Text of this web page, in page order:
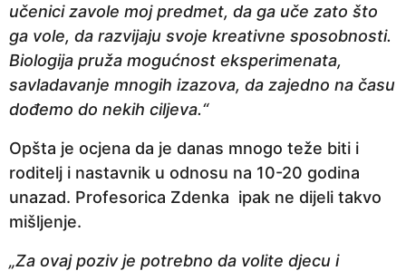
učenici zavole moj predmet, da ga uče zato što
ga vole, da razvijaju svoje kreativne sposobnosti.
Biologija pruža mogućnost eksperimenata,
savladavanje mnogih izazova, da zajedno na času
dođemo do nekih ciljeva.“
Opšta je ocjena da je danas mnogo teže biti i
roditelj i nastavnik u odnosu na 10-20 godina
unazad. Profesorica Zdenka ipak ne dijeli takvo
mišljenje.
„Za ovaj poziv je potrebno da volite djecu i